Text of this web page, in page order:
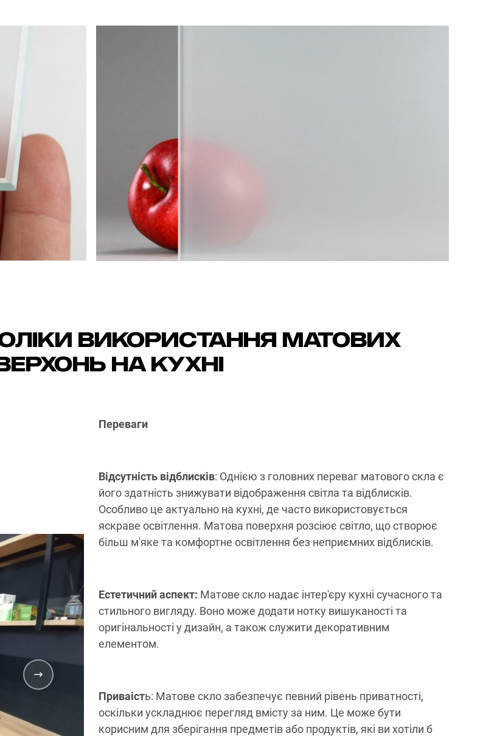
використання матових
на кухні
Переваги
Відсутність відблисків: Однією з головних переваг матового скла є
його здатність знижувати відображення світла та відблисків.
Особливо це актуально на кухні, де часто використовується
яскраве освітлення. Матова поверхня розсіює світло, що створює
більш м'яке та комфортне освітлення без неприємних відблисків.
Естетичний аспект: Матове скло надає інтер'єру кухні сучасного та
стильного вигляду. Воно може додати нотку вишуканості та
оригінальності у дизайн, а також служити декоративним
елементом.
Приваість: Матове скло забезпечує певний рівень приватності,
оскільки ускладнює перегляд вмісту за ним. Це може бути
корисним для зберігання предметів або продуктів, які ви хотіли б